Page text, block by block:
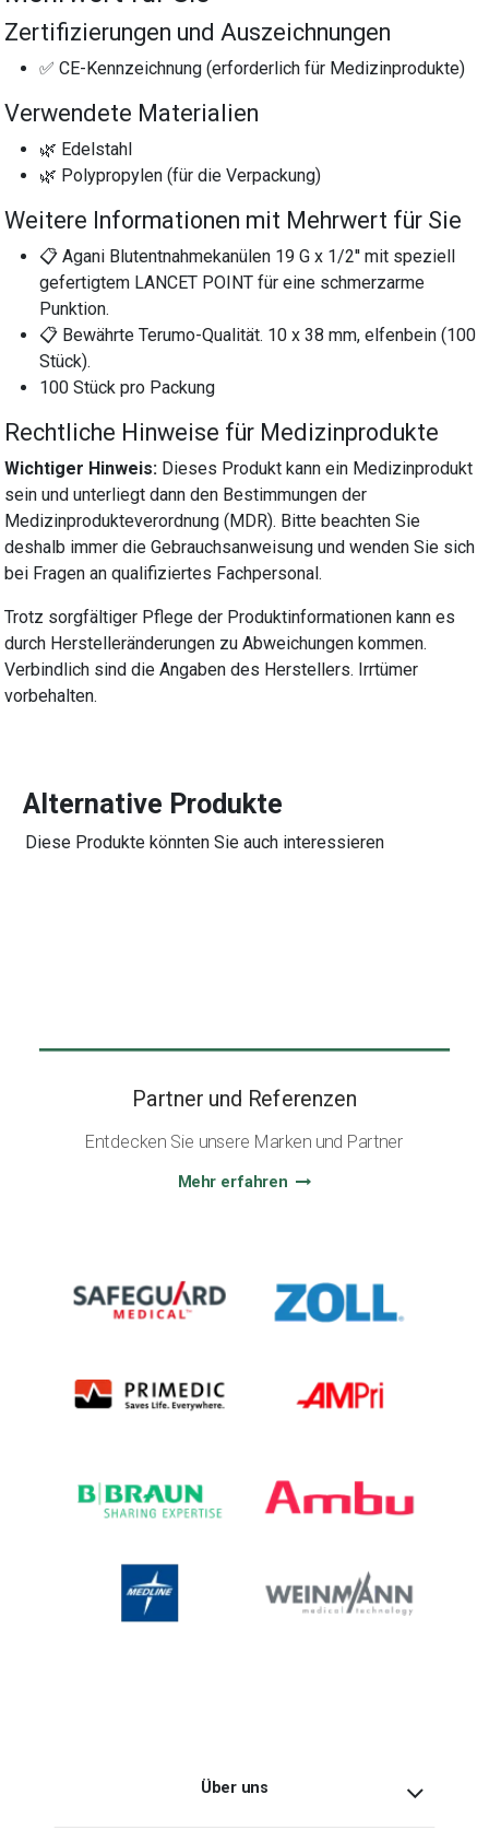
Zertifizierungen und Auszeichnungen
✅ CE-Kennzeichnung (erforderlich für Medizinprodukte)
Verwendete Materialien
🌿 Edelstahl
🌿 Polypropylen (für die Verpackung)
Weitere Informationen mit Mehrwert für Sie
📋 Agani Blutentnahmekanülen 19 G x 1/2'' mit speziell
gefertigtem LANCET POINT für eine schmerzarme
Punktion.
📋 Bewährte Terumo-Qualität. 10 x 38 mm, elfenbein (100
Stück).
100 Stück pro Packung
Rechtliche Hinweise für Medizinprodukte
Wichtiger Hinweis: Dieses Produkt kann ein Medizinprodukt
sein und unterliegt dann den Bestimmungen der
Medizinprodukteverordnung (MDR). Bitte beachten Sie
deshalb immer die Gebrauchsanweisung und wenden Sie sich
bei Fragen an qualifiziertes Fachpersonal.
Trotz sorgfältiger Pflege der Produktinformationen kann es
durch Herstelleränderungen zu Abweichungen kommen.
Verbindlich sind die Angaben des Herstellers. Irrtümer
vorbehalten.
Alternative Produkte
Diese Produkte könnten Sie auch interessieren
Partner und Referenzen
Entdecken Sie unsere Marken und Partner
Mehr erfahren